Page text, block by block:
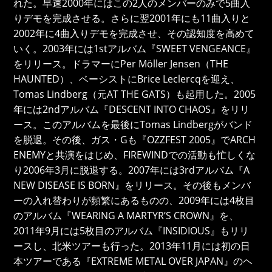
れた。早速2000年にはこの2人のメンバーのみで5曲入
りデモを完成させる。さらに翌2001年にも11曲入りと
2002年に4曲入りデモを完成させ、その認知度を高めて
いく。2003年には1stアルバム『SWEET VENGEANCE』
をリリース。ドラマーにPer Möller Jensen（THE
HAUNTED）、ベーシストにBrice Leclercqを迎え、
Tomas Lindberg（元AT THE GATS）も起用した。2005
年には2ndアルバム『DESCENT INTO CHAOS』をリリ
ース。このアルバムを最後にTomas Lindbergがバンド
を脱退。その後、ガス・Gも『OZZFEST 2005』でARCH
ENEMYと共演をはじめ、FIREWINDでの活動も忙しくな
り2006年3月に脱退する。2007年には3rdアルバム『A
NEW DISEASE IS BORN』をリリース。その後もメンバ
ーの入れ替わりが頻繁にあるものの、2009年には4枚目
のアルバム『WEARING A MARTYR’S CROWN』を、
2011年9月には5枚目のアルバム『INSIDIOUS』もリリ
ースし、北米ツアーも行った。2013年11月には初の日
本ツアーである『EXTREME METAL OVER JAPAN』のヘ